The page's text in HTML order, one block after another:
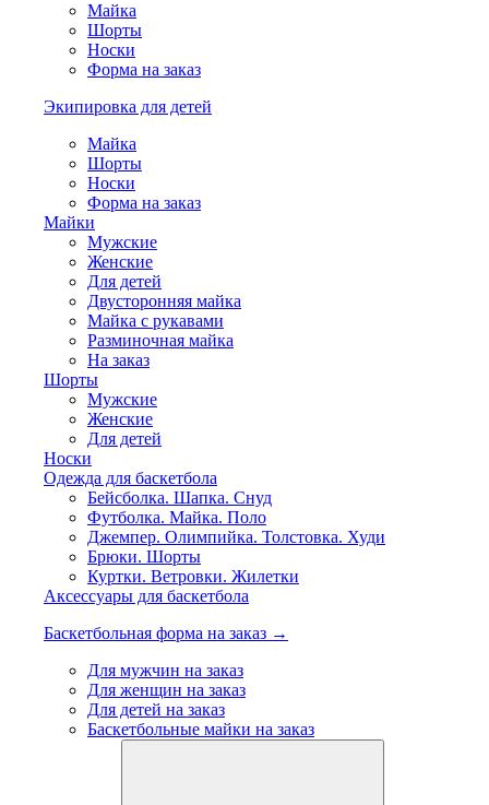
Майка
Шорты
Носки
Форма на заказ
Экипировка для детей
Майка
Шорты
Носки
Форма на заказ
Майки
Мужские
Женские
Для детей
Двусторонняя майка
Майка с рукавами
Разминочная майка
На заказ
Шорты
Мужские
Женские
Для детей
Носки
Одежда для баскетбола
Бейсболка. Шапка. Снуд
Футболка. Майка. Поло
Джемпер. Олимпийка. Толстовка. Худи
Брюки. Шорты
Куртки. Ветровки. Жилетки
Аксессуары для баскетбола
Баскетбольная форма на заказ →
Для мужчин на заказ
Для женщин на заказ
Для детей на заказ
Баскетбольные майки на заказ